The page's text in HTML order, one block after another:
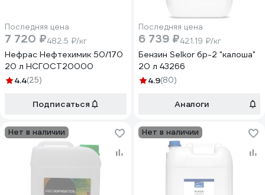
Последняя цена
7 720 ₽482.5 ₽/кг
Нефрас Нефтехимик 50/170
20 л НСГОСТ20000
4.4(25)
Подписаться
Последняя цена
6 739 ₽421.19 ₽/кг
Бензин Selkor бр-2 "калоша"
20 л 43266
4.9(80)
Аналоги
Нет в наличии Нет в наличии